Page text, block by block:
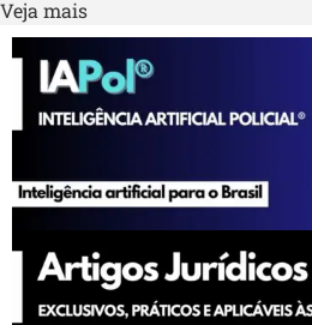
Veja mais